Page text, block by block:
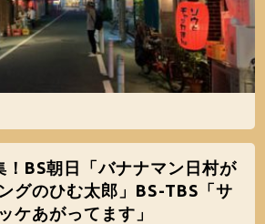
！BS朝日「バナナマン日村が
グのひむ太郎」BS-TBS「サ
ケあがってます」